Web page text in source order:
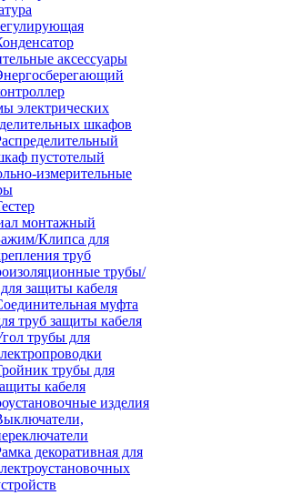
аксессуары
электрических
шкафов
пустотелый
измерительные
монтажный
Клипса для
труб
трубы/
защиты кабеля
муфта
труб защиты кабеля
трубы для
трубы для
кабеля
изделия
декоративная для